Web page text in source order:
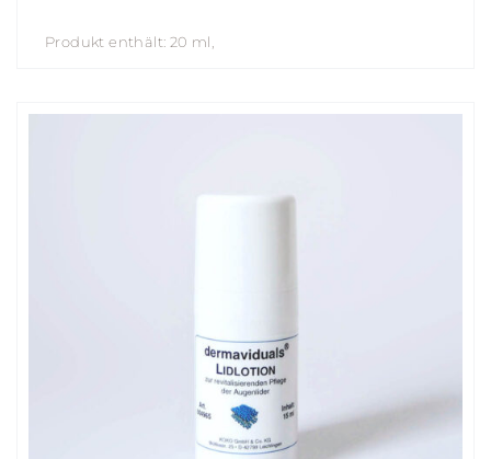
Produkt enthält: 20 ml